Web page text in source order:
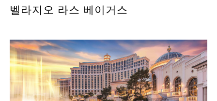
벨라지오 라스 베이거스